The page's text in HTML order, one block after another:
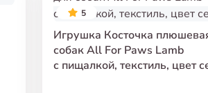
5
Игрушка Косточка
собак All For Paws Lamb
с пищалкой, текстиль, цвет